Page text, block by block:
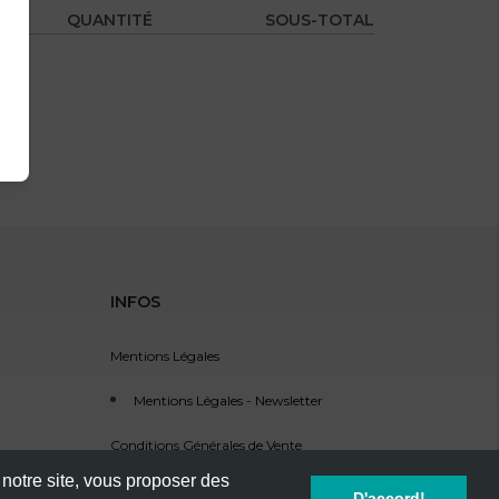
site, vous proposer des
QUANTITÉ SOUS-TOTAL
INFOS
Mentions Légales
Mentions Légales - Newsletter
Conditions Générales de Vente
Service Clients - SAV